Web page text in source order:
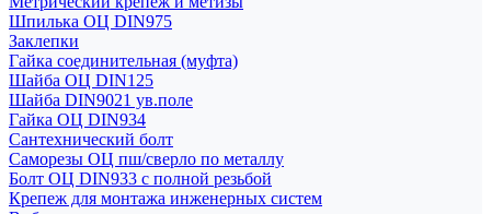
Шпилька ОЦ DIN975
Заклепки
Гайка соединительная (муфта)
Шайба ОЦ DIN125
Шайба DIN9021 ув.поле
Гайка ОЦ DIN934
Сантехнический болт
Саморезы ОЦ пш/сверло по металлу
Болт ОЦ DIN933 с полной резьбой
Крепеж для монтажа инженерных систем